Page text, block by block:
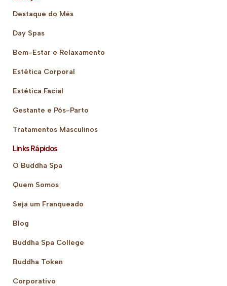
Destaque do Mês
Day Spas
Bem-Estar e Relaxamento
Estética Corporal
Estética Facial
Gestante e Pós-Parto
Tratamentos Masculinos
Links Rápidos
O Buddha Spa
Quem Somos
Seja um Franqueado
Blog
Buddha Spa College
Buddha Token
Corporativo